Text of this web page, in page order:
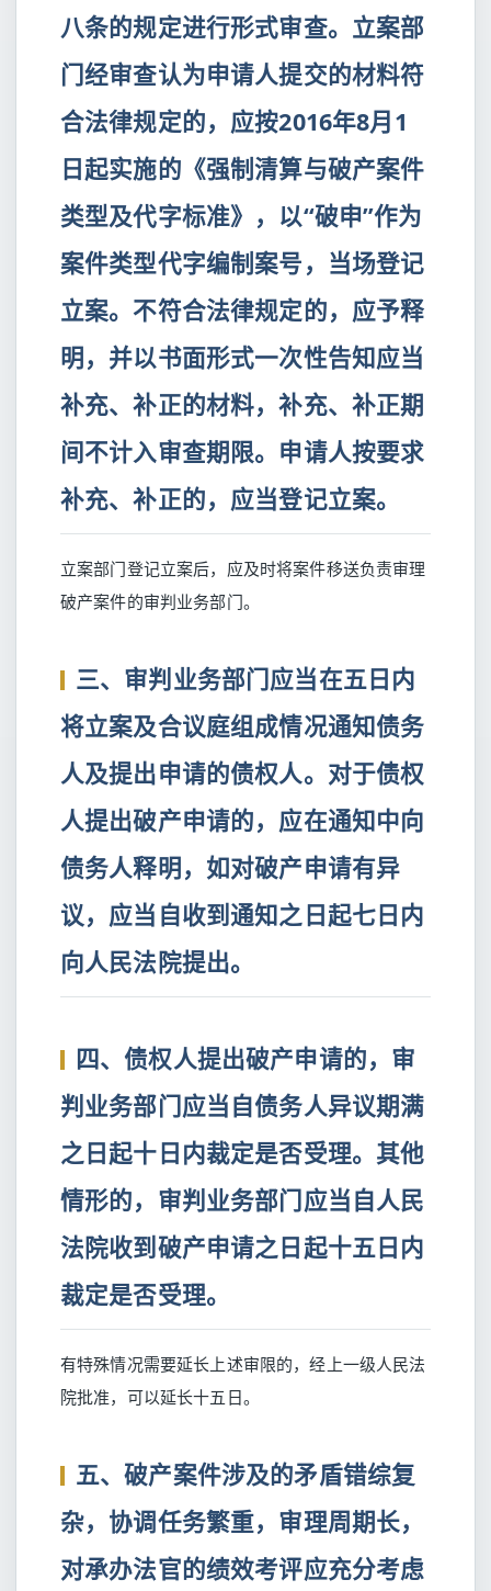
八条的规定进行形式审查。立案部
门经审查认为申请人提交的材料符
合法律规定的，应按2016年8月1
日起实施的《强制清算与破产案件
类型及代字标准》，以“破申”作为
案件类型代字编制案号，当场登记
立案。不符合法律规定的，应予释
明，并以书面形式一次性告知应当
补充、补正的材料，补充、补正期
间不计入审查期限。申请人按要求
补充、补正的，应当登记立案。
立案部门登记立案后，应及时将案件移送负责审理
破产案件的审判业务部门。
三、审判业务部门应当在五日内
将立案及合议庭组成情况通知债务
人及提出申请的债权人。对于债权
人提出破产申请的，应在通知中向
债务人释明，如对破产申请有异
议，应当自收到通知之日起七日内
向人民法院提出。
四、债权人提出破产申请的，审
判业务部门应当自债务人异议期满
之日起十日内裁定是否受理。其他
情形的，审判业务部门应当自人民
法院收到破产申请之日起十五日内
裁定是否受理。
有特殊情况需要延长上述审限的，经上一级人民法
院批准，可以延长十五日。
五、破产案件涉及的矛盾错综复
杂，协调任务繁重，审理周期长，
对承办法官的绩效考评应充分考虑